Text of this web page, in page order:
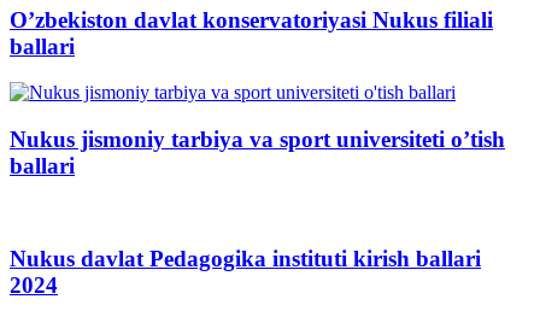
O’zbekiston davlat konservatoriyasi Nukus filiali
ballari
Nukus jismoniy tarbiya va sport universiteti o’tish
ballari
Nukus davlat Pedagogika instituti kirish ballari
2024